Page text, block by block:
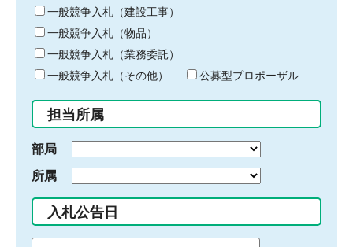
キ
ー
ワ
ー
ド
入
力
一般競争入札（建設工事）
一般競争入札（物品）
一般競争入札（業務委託）
一般競争入札（その他）
公募型プロポーザル
担当所属
部局
所属
入札公告日